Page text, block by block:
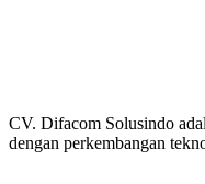
CV. Difacom Solusindo
dengan perkembangan